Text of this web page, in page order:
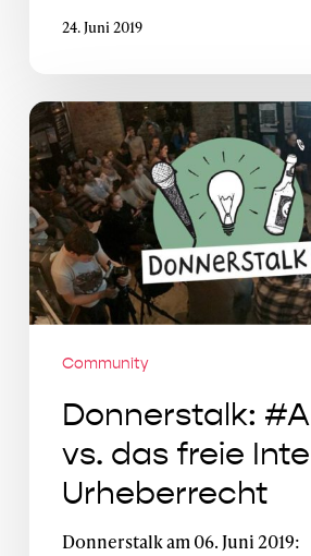
24. Juni 2019
Donnerstalk:
#Artikel13
vs.
das
freie
Internet?
Urheberrecht
Community
Donnerstalk:
vs. das freie
Urheberrecht
Donnerstalk am 06. Juni 2019: